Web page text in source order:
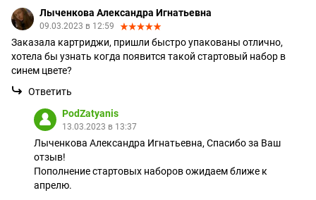
Лыченкова Александра Игнатьевна
09.03.2023 в 12:59
Заказала картриджи, пришли быстро упакованы отлично,
хотела бы узнать когда появится такой стартовый набор в
синем цвете?
Ответить
PodZatyanis
13.03.2023 в 13:37
Лыченкова Александра Игнатьевна, Спасибо за Ваш
отзыв!
Пополнение стартовых наборов ожидаем ближе к
апрелю.